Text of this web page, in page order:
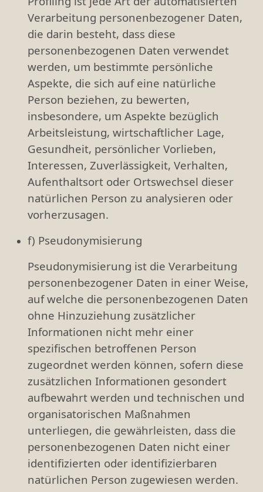
Verarbeitung personenbezogener Daten,
die darin besteht, dass diese
personenbezogenen Daten verwendet
werden, um bestimmte persönliche
Aspekte, die sich auf eine natürliche
Person beziehen, zu bewerten,
insbesondere, um Aspekte bezüglich
Arbeitsleistung, wirtschaftlicher Lage,
Gesundheit, persönlicher Vorlieben,
Interessen, Zuverlässigkeit, Verhalten,
Aufenthaltsort oder Ortswechsel dieser
natürlichen Person zu analysieren oder
vorherzusagen.
f) Pseudonymisierung
Pseudonymisierung ist die Verarbeitung
personenbezogener Daten in einer Weise,
auf welche die personenbezogenen Daten
ohne Hinzuziehung zusätzlicher
Informationen nicht mehr einer
spezifischen betroffenen Person
zugeordnet werden können, sofern diese
zusätzlichen Informationen gesondert
aufbewahrt werden und technischen und
organisatorischen Maßnahmen
unterliegen, die gewährleisten, dass die
personenbezogenen Daten nicht einer
identifizierten oder identifizierbaren
natürlichen Person zugewiesen werden.